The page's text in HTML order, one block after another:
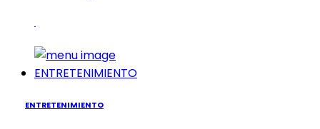
ENTRETENIMIENTO
ENTRETENIMIENTO